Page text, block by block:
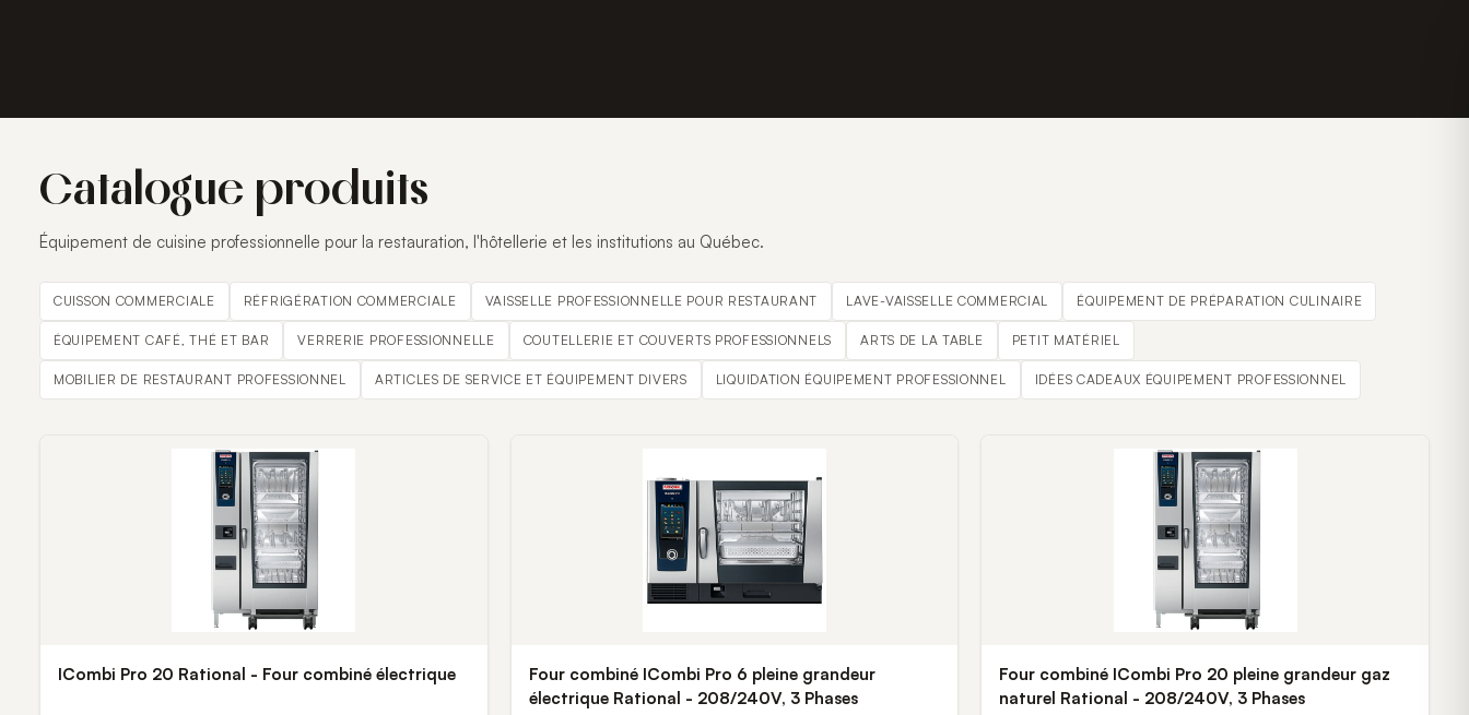
Catalogue produits
Équipement de cuisine professionnelle pour la restauration, l'hôtellerie et les institutions au Québec.
CUISSON COMMERCIALE RÉFRIGÉRATION COMMERCIALE VAISSELLE PROFESSIONNELLE POUR RESTAURANT LAVE-VAISSELLE COMMERCIAL ÉQUIPEMENT DE PRÉPARATION CULINAIRE
ÉQUIPEMENT CAFÉ, THÉ ET BAR VERRERIE PROFESSIONNELLE COUTELLERIE ET COUVERTS PROFESSIONNELS ARTS DE LA TABLE PETIT MATÉRIEL
MOBILIER DE RESTAURANT PROFESSIONNEL ARTICLES DE SERVICE ET ÉQUIPEMENT DIVERS LIQUIDATION ÉQUIPEMENT PROFESSIONNEL IDÉES CADEAUX ÉQUIPEMENT PROFESSIONNEL
ICombi Pro 20 Rational - Four combiné électrique
Four combiné ICombi Pro 6 pleine grandeur
électrique Rational - 208/240V, 3 Phases
Four combiné ICombi Pro 20 pleine grandeur gaz
naturel Rational - 208/240V, 3 Phases